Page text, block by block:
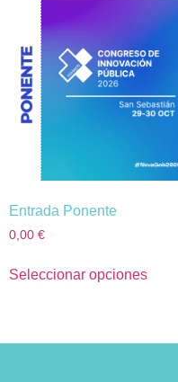
Entrada Ponente
0,00 €
Seleccionar opciones